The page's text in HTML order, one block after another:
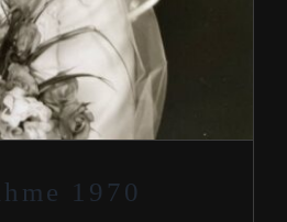
1970